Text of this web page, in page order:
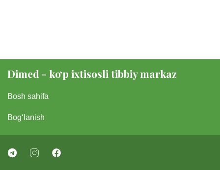
Dimed - koʻp ixtisosli tibbiy markaz
Bosh sahifa
Bogʻlanish